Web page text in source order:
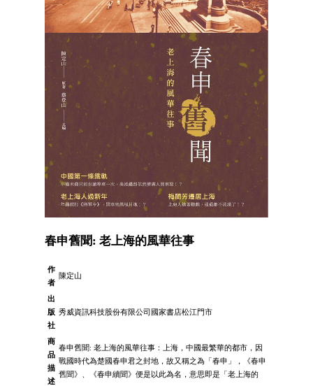
春申舊聞: 老上海的風華往事
作
者
陳定山
出
版
社
秀威資訊科技股份有限公司國家書店松江門市
商
品
描
述
春申舊聞: 老上海的風華往事：上海，中國最繁華的都市，因
戰國時代為楚國春申君之封地，故又稱之為「春申」，《春申
舊聞》、《春申續聞》便是以此為名，意思即是「老上海的